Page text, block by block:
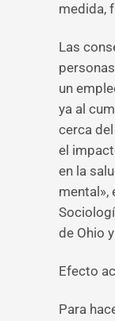
medida,
Las
un
ya al
cerca
el
en la
mental»,
de Ohio
Efecto
Para